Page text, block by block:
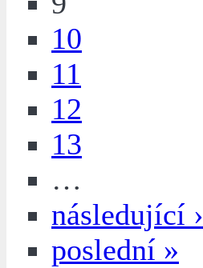
10
11
12
13
…
následující ›
poslední »